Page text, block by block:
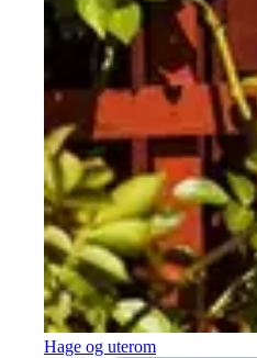
Hage og uterom